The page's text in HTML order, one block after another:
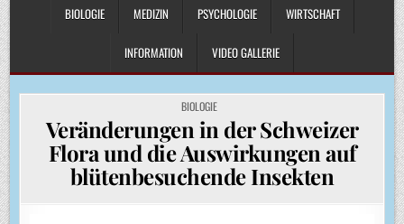
BIOLOGIE MEDIZIN PSYCHOLOGIE WIRTSCHAFT
INFORMATION VIDEO GALLERIE
POSTED
IN
BIOLOGIE
Veränderungen in der Schweizer
Flora und die Auswirkungen auf
blütenbesuchende Insekten